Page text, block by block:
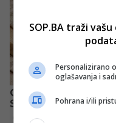
SOP.BA traži
Personalizirano
oglašavanja i
Pohrana i/ili